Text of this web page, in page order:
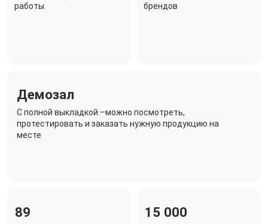
работы
брендов
Демозал
C полной выкладкой –можно посмотреть,
протестировать и заказать нужную продукцию на
месте
89 15 000